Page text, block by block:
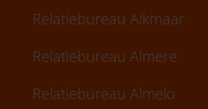
Relatiebureau Alkmaar
Relatiebureau Almere
Relatiebureau Almelo